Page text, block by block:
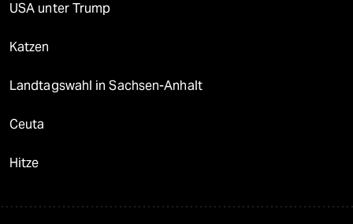
USA unter Trump
Katzen
Landtagswahl in Sachsen-Anhalt
Ceuta
Hitze